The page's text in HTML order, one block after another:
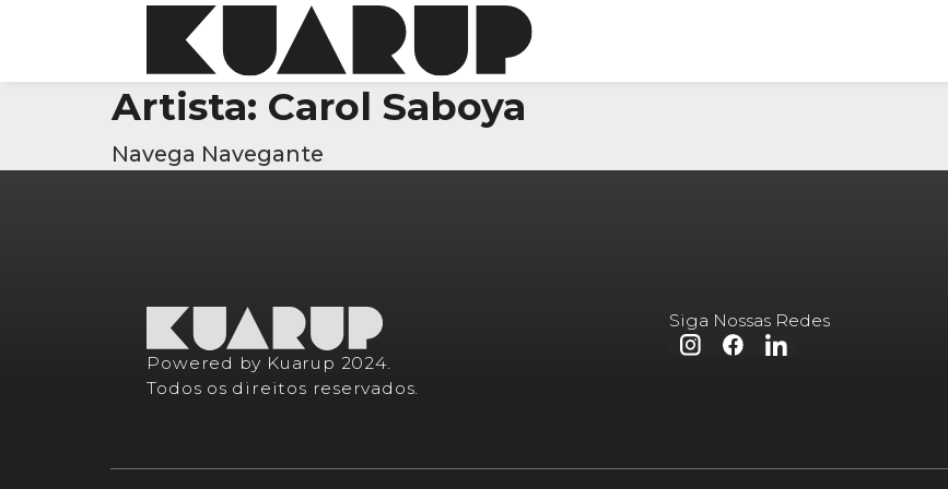
Artista: Carol Saboya
Navega Navegante
Powered by Kuarup 2024.
Todos os direitos reservados.
Siga Nossas Redes